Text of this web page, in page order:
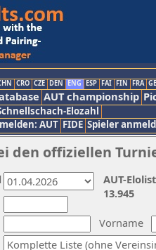
CRO CZE DEN ENG ESP FAI FIN FRA
AUT championship
Elozahl
AUT FIDE Spieler
den offiziellen
Vorname
AUT-
13.945